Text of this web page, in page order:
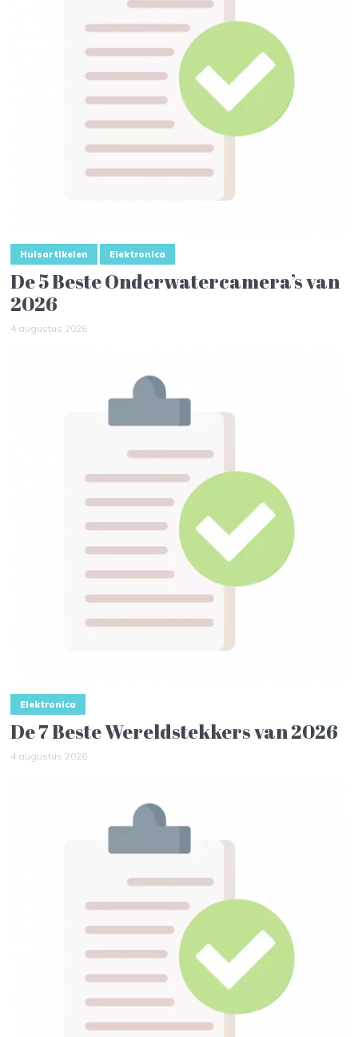
Huisartikelen Elektronica
De 5 Beste Onderwatercamera’s van
2026
4 augustus 2026
Elektronica
De 7 Beste Wereldstekkers van 2026
4 augustus 2026